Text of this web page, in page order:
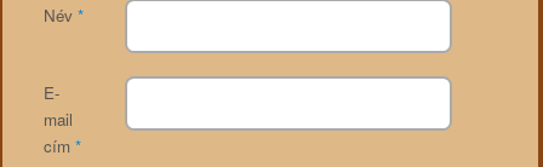
Név *
E-
mail
cím *